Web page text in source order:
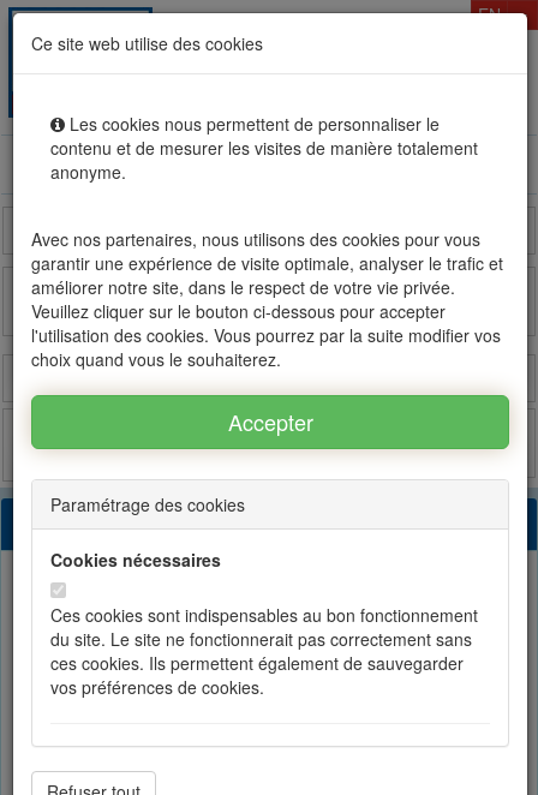
Ce site web utilise des cookies
Les cookies nous permettent de personnaliser le
contenu et de mesurer les visites de manière totalement
anonyme.
Avec nos partenaires, nous utilisons des cookies pour vous
garantir une expérience de visite optimale, analyser le trafic et
améliorer notre site, dans le respect de votre vie privée.
Veuillez cliquer sur le bouton ci-dessous pour accepter
l'utilisation des cookies. Vous pourrez par la suite modifier vos
choix quand vous le souhaiterez.
Paramétrage des cookies
Cookies nécessaires
Ces cookies sont indispensables au bon fonctionnement
du site. Le site ne fonctionnerait pas correctement sans
ces cookies. Ils permettent également de sauvegarder
vos préférences de cookies.
EN
Rental sale real estate in Mauritius, OFIM network of
Reunion Island Madagascar France
OFIM sur FB OFIM sur Twitter
Favorites Estimate Post
43 found results
List
Sort by price Toggle Dropdown